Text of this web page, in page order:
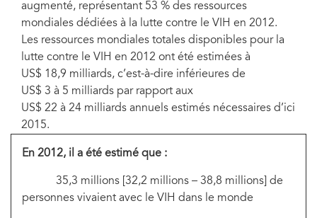
augmenté, représentant 53 % des ressources
mondiales dédiées à la lutte contre le VIH en 2012.
Les ressources mondiales totales disponibles pour la
lutte contre le VIH en 2012 ont été estimées à
US$ 18,9 milliards, c’est-à-dire inférieures de
US$ 3 à 5 milliards par rapport aux
US$ 22 à 24 milliards annuels estimés nécessaires d’ici
2015.
En 2012, il a été estimé que :
35,3 millions [32,2 millions – 38,8 millions] de
personnes vivaient avec le VIH dans le monde